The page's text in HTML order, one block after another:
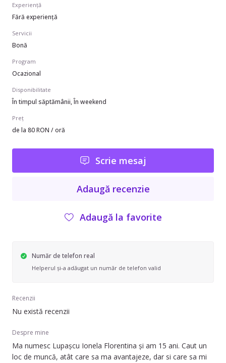
Experiență
Fără experiență
Servicii
Bonă
Program
Ocazional
Disponibilitate
În timpul săptămânii, În weekend
Preț
de la 80 RON / oră
Scrie mesaj
Adaugă recenzie
Adaugă la favorite
Număr de telefon real
Helperul și-a adăugat un număr de telefon valid
Recenzii
Nu există recenzii
Despre mine
Ma numesc Lupașcu Ionela Florentina și am 15 ani. Caut un
loc de muncă, atât care sa ma avantajeze, dar si care sa mi